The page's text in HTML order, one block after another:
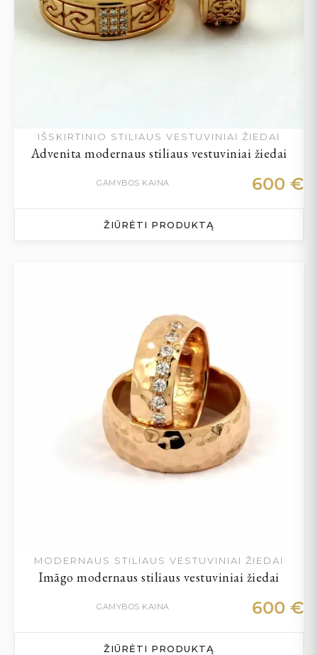
IŠSKIRTINIO STILIAUS VESTUVINIAI ŽIEDAI
Advenita modernaus stiliaus vestuviniai žiedai
GAMYBOS KAINA 600 €
ŽIŪRĖTI PRODUKTĄ
MODERNAUS STILIAUS VESTUVINIAI ŽIEDAI
Imāgo modernaus stiliaus vestuviniai žiedai
GAMYBOS KAINA 600 €
ŽIŪRĖTI PRODUKTĄ